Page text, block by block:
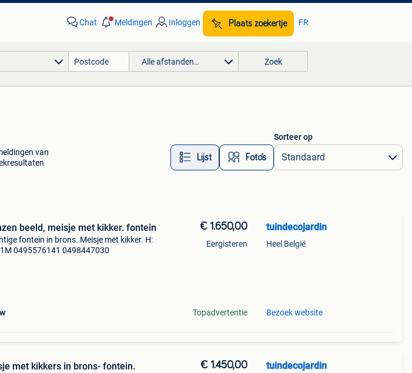
Chat Meldingen Inloggen Plaats zoekertje FR
Alle afstanden… Zoek
van
Lijst Foto’s
Sorteer op
beeld, meisje met kikker. fontein
fontein in brons. Meisje met kikker. H:
0495576141 0498447030
€ 1.650,00
Eergisteren
Topadvertentie
tuindecojardin
Heel België
Bezoek website
met kikkers in brons- fontein. € 1.450,00 tuindecojardin